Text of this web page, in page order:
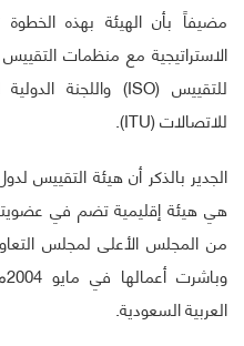
مضيفاً بأن الهيئة بهذه
الاستراتيجية مع منظمات
للاتصالات (ITU).
الجدير بالذكر أن هيئة التقييس
هي هيئة إقليمية تضم في
العربية السعودية.